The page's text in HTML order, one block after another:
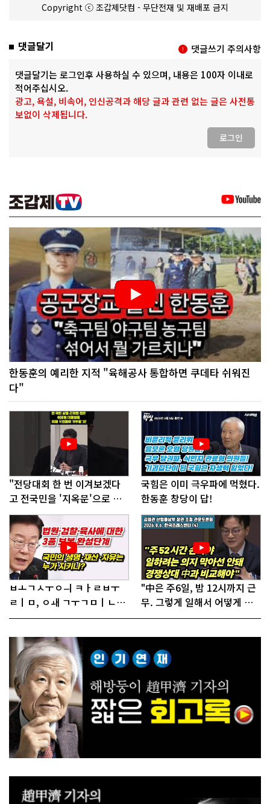
Copyright ⓒ 조갑제닷컴 - 무단전재 및 재배포 금지
댓글달기 댓글쓰기 주의사항
댓글달기는 로그인후 사용하실 수 있으며, 내용은 100자 이내로
적어주십시오.
광고, 욕설, 비속어, 인신공격과 해당 글과 관련 없는 글은 사전통
보없이 삭제됩니다.
로그인
한동훈의 예리한 지적 "육해공사 통합하면 쿠데타 쉬워진
다"
"전당대회 한 번 이겨보겠다
고 전국민을 '지옥문'으로 밀
어!"
국힘은 이미 극우파에 먹혔다.
한동훈 창당이 답!
ㅂㅗㄱㅅㅜㅇㅢ ㅋㅏㄹㅂㅜ
ㄹㅣㅁ, ㅇㅙ ㄱㅜㄱㅁㅣㄴㄷ
ㅡㄹㅇㅣ ㄷㅏㅇㅎㅐㅇㅑ ㅎ
"中은 주6일, 밤 12시까지 근
무. 그렇게 일해서 어떻게 경
쟁하냐 반문하더라"